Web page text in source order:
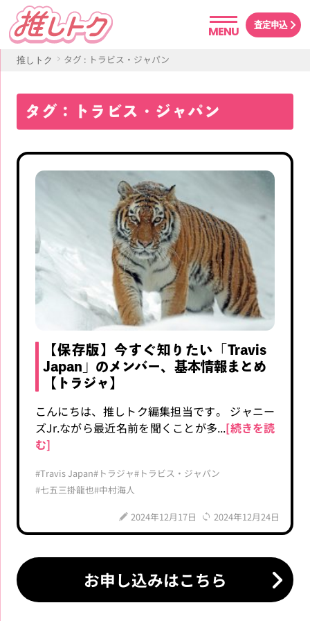
MENU
査定申込
推しトク タグ : トラビス・ジャパン
タグ：トラビス・ジャパン
【保存版】今すぐ知りたい「Travis
Japan」のメンバー、基本情報まとめ
【トラジャ】
こんにちは、推しトク編集担当です。 ジャニー
ズJr.ながら最近名前を聞くことが多...[続きを読
む]
#Travis Japan#トラジャ#トラビス・ジャパン
#七五三掛龍也#中村海人
2024年12月17日 2024年12月24日
お申し込みはこちら